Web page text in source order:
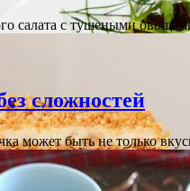
салата с тушеными
сложностей
может быть не только